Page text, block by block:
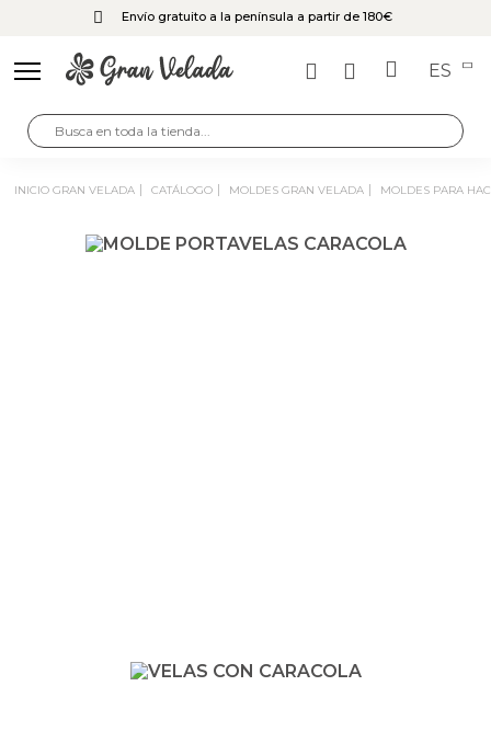
Envío gratuito a la península a partir de 180€
ES
INICIO GRAN VELADA CATÁLOGO MOLDES GRAN VELADA MOLDES PARA